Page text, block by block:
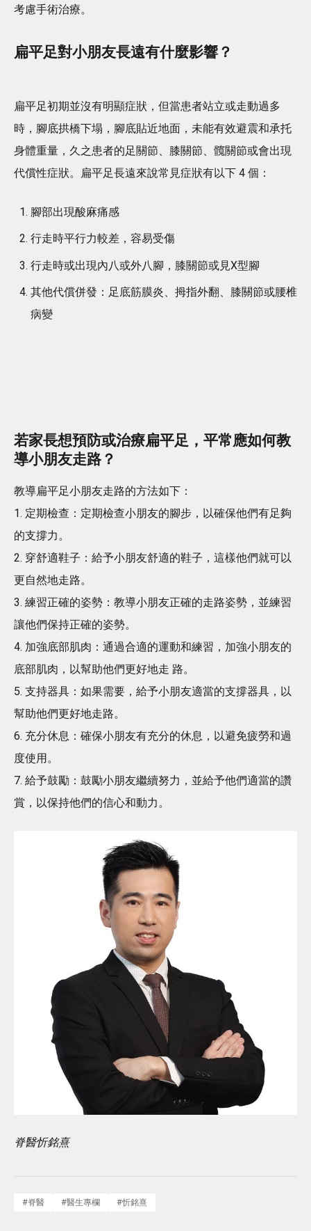
考慮手術治療。
扁平足對小朋友長遠有什麼影響？
扁平足初期並沒有明顯症狀，但當患者站立或走動過多
時，腳底拱橋下塌，腳底貼近地面，未能有效避震和承托
身體重量，久之患者的足關節、膝關節、髖關節或會出現
代償性症狀。扁平足長遠來說常見症狀有以下 4 個：
腳部出現酸麻痛感
行走時平行力較差，容易受傷
行走時或出現內八或外八腳，膝關節或見X型腳
其他代償併發：足底筋膜炎、拇指外翻、膝關節或腰椎
病變
若家長想預防或治療扁平足，平常應如何教
導小朋友走路？
教導扁平足小朋友走路的方法如下：
1. 定期檢查：定期檢查小朋友的腳步，以確保他們有足夠
的支撐力。
2. 穿舒適鞋子：給予小朋友舒適的鞋子，這樣他們就可以
更自然地走路。
3. 練習正確的姿勢：教導小朋友正確的走路姿勢，並練習
讓他們保持正確的姿勢。
4. 加強底部肌肉：通過合適的運動和練習，加強小朋友的
底部肌肉，以幫助他們更好地走 路。
5. 支持器具：如果需要，給予小朋友適當的支撐器具，以
幫助他們更好地走路。
6. 充分休息：確保小朋友有充分的休息，以避免疲勞和過
度使用。
7. 給予鼓勵：鼓勵小朋友繼續努力，並給予他們適當的讚
賞，以保持他們的信心和動力。
脊醫忻銘熹
#脊醫 #醫生專欄 #忻銘熹